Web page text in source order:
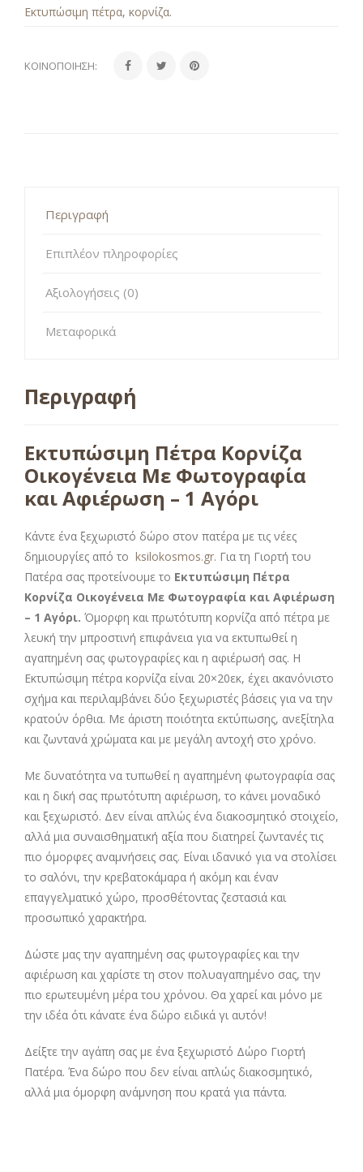
Εκτυπώσιμη πέτρα, κορνίζα.
ΚΟΙΝΟΠΟΊΗΣΗ:
Περιγραφή
Επιπλέον πληροφορίες
Αξιολογήσεις (0)
Μεταφορικά
Περιγραφή
Εκτυπώσιμη Πέτρα Κορνίζα
Οικογένεια Με Φωτογραφία
και Αφιέρωση – 1 Αγόρι
Κάντε ένα ξεχωριστό δώρο στον πατέρα με τις νέες
δημιουργίες από το ksilokosmos.gr. Για τη Γιορτή του
Πατέρα σας προτείνουμε το Εκτυπώσιμη Πέτρα
Κορνίζα Οικογένεια Με Φωτογραφία και Αφιέρωση
– 1 Αγόρι. Όμορφη και πρωτότυπη κορνίζα από πέτρα με
λευκή την μπροστινή επιφάνεια για να εκτυπωθεί η
αγαπημένη σας φωτογραφίες και η αφιέρωσή σας. Η
Εκτυπώσιμη πέτρα κορνίζα είναι 20×20εκ, έχει ακανόνιστο
σχήμα και περιλαμβάνει δύο ξεχωριστές βάσεις για να την
κρατούν όρθια. Με άριστη ποιότητα εκτύπωσης, ανεξίτηλα
και ζωντανά χρώματα και με μεγάλη αντοχή στο χρόνο.
Με δυνατότητα να τυπωθεί η αγαπημένη φωτογραφία σας
και η δική σας πρωτότυπη αφιέρωση, το κάνει μοναδικό
και ξεχωριστό. Δεν είναι απλώς ένα διακοσμητικό στοιχείο,
αλλά μια συναισθηματική αξία που διατηρεί ζωντανές τις
πιο όμορφες αναμνήσεις σας. Είναι ιδανικό για να στολίσει
το σαλόνι, την κρεβατοκάμαρα ή ακόμη και έναν
επαγγελματικό χώρο, προσθέτοντας ζεστασιά και
προσωπικό χαρακτήρα.
Δώστε μας την αγαπημένη σας φωτογραφίες και την
αφιέρωση και χαρίστε τη στον πολυαγαπημένο σας, την
πιο ερωτευμένη μέρα του χρόνου. Θα χαρεί και μόνο με
την ιδέα ότι κάνατε ένα δώρο ειδικά γι αυτόν!
Δείξτε την αγάπη σας με ένα ξεχωριστό Δώρο Γιορτή
Πατέρα. Ένα δώρο που δεν είναι απλώς διακοσμητικό,
αλλά μια όμορφη ανάμνηση που κρατά για πάντα.